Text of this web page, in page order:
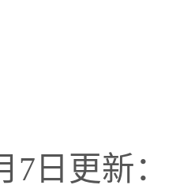
7 日更新：